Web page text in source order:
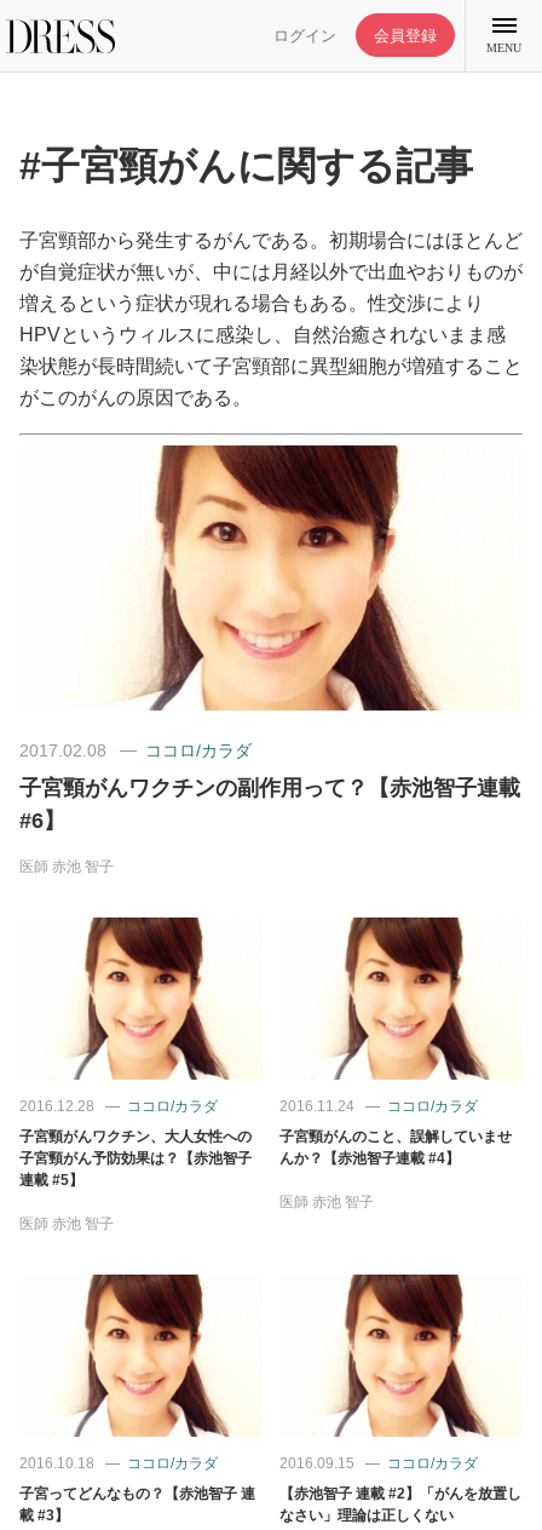
ログイン 会員登録
MENU
特集記事
DRESS部活
ライフスタイル
ファッション
恋愛/結婚/離婚
美容/健康
ワークスタイル
ココロ/カラダ
グルメ
トラベル
カルチャー/エンタメ
性と愛
ゲーム
#子宮頸がんに関する記事
子宮頸部から発生するがんである。初期場合にはほとんど
が自覚症状が無いが、中には月経以外で出血やおりものが
増えるという症状が現れる場合もある。性交渉により
HPVというウィルスに感染し、自然治癒されないまま感
染状態が長時間続いて子宮頸部に異型細胞が増殖すること
がこのがんの原因である。
2017.02.08 ココロ/カラダ
子宮頸がんワクチンの副作用って？【赤池智子連載
#6】
医師 赤池 智子
2016.12.28
ココロ/カラダ
子宮頸がんワクチン、大人女性への
子宮頸がん予防効果は？【赤池智子
連載 #5】
医師 赤池 智子
2016.11.24
ココロ/カラダ
子宮頸がんのこと、誤解していませ
んか？【赤池智子連載 #4】
医師 赤池 智子
2016.10.18
ココロ/カラダ
子宮ってどんなもの？【赤池智子 連
載 #3】
2016.09.15
ココロ/カラダ
【赤池智子 連載 #2】「がんを放置し
なさい」理論は正しくない